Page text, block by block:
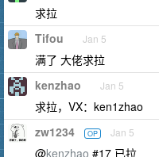
求拉
Tifou Jan 5
满了 大佬求拉
kenzhao Jan 5
求拉，VX：ken1zhao
zw1234 OP Jan 5
@kenzhao #17 已拉